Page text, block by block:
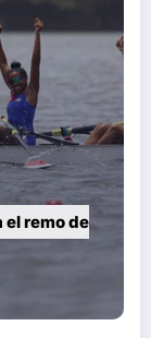
el remo de